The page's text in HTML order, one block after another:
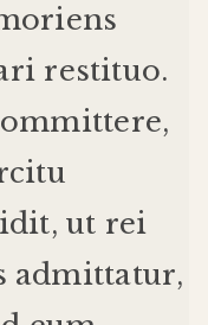
restituo.
,
, ut rei
admittatur,